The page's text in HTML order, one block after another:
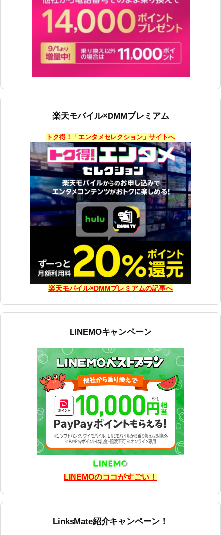
楽天モバイル×DMMプレミアム
トク得！「エンタメセレクション」サイトへ
楽天モバイル×DMMプレミアムの記事へ
LINEMOキャンペーン
LINEMOのココがすごい！
LinksMate紹介キャンペーン！